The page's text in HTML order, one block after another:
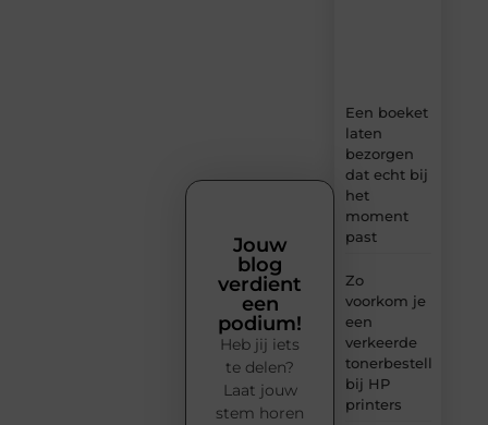
Een boeket
laten
bezorgen
dat echt bij
het
moment
past
Zo
voorkom je
een
verkeerde
tonerbestelling
bij HP
printers
Jouw
blog
verdient
een
podium!
Heb jij iets
te delen?
Laat jouw
stem horen